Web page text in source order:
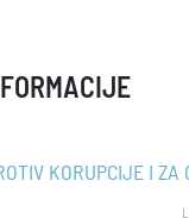
KORUPCIJE I ZA